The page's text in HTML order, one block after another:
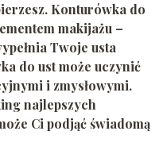
Konturówka do
makijażu –
Twoje usta
do ust może uczynić
i zmysłowymi.
najlepszych
Ci podjąć świadomą